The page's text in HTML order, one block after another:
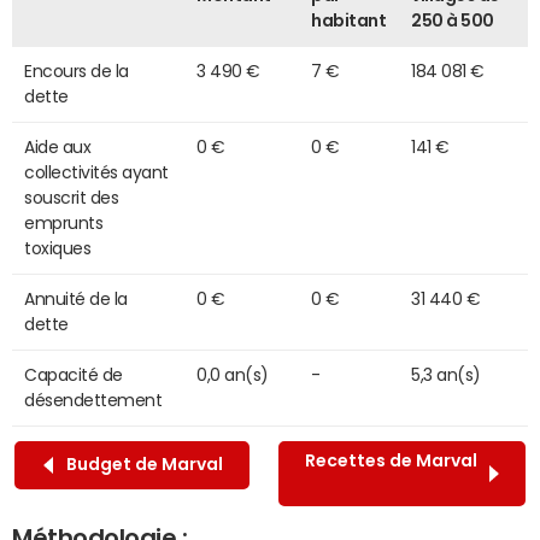
habitant
250 à 500
Encours de la
dette
3 490 € 7 € 184 081 €
Aide aux
collectivités ayant
souscrit des
emprunts
toxiques
0 € 0 € 141 €
Annuité de la
dette
0 € 0 € 31 440 €
Capacité de
désendettement
0,0 an(s) - 5,3 an(s)
Budget de Marval Recettes de Marval